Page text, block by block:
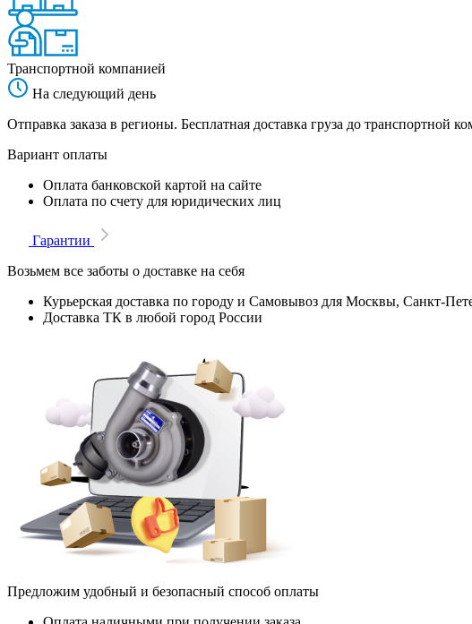
Транспортной компанией
На следующий день
Отправка заказа в регионы. Бесплатная доставка груза до
Вариант оплаты
Оплата банковской картой на сайте
Оплата по счету для юридических лиц
Гарантии
Возьмем все заботы о доставке на себя
Курьерская доставка по городу и Самовывоз для Москвы, Санкт-
Доставка ТК в любой город России
Предложим удобный и безопасный способ оплаты